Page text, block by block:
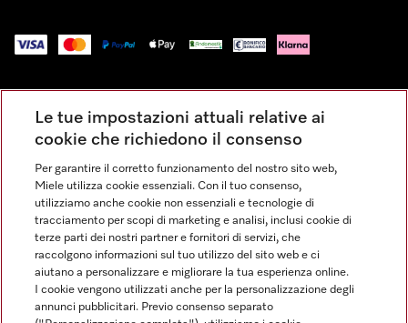
Condizioni Generali di Vendita
Privacy
Condizioni di Utilizzo
Dichiarazione di Accessibilità
Modulo di recesso
Legge sui servizi digitali
Impostazioni dei cookie
Le tue impostazioni attuali relative ai
cookie che richiedono il consenso
Per garantire il corretto funzionamento del nostro sito web,
Miele utilizza cookie essenziali. Con il tuo consenso,
utilizziamo anche cookie non essenziali e tecnologie di
tracciamento per scopi di marketing e analisi, inclusi cookie di
terze parti dei nostri partner e fornitori di servizi, che
raccolgono informazioni sul tuo utilizzo del sito web e ci
aiutano a personalizzare e migliorare la tua esperienza online.
I cookie vengono utilizzati anche per la personalizzazione degli
annunci pubblicitari. Previo consenso separato